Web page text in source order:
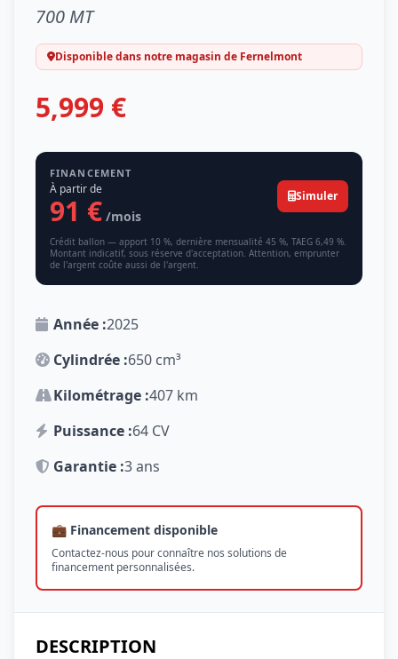
700 MT
Disponible dans notre magasin de Fernelmont
5,999 €
FINANCEMENT
À partir de
91 € /mois
Simuler
Crédit ballon — apport 10 %, dernière mensualité 45 %, TAEG 6,49 %.
Montant indicatif, sous réserve d'acceptation. Attention, emprunter
de l'argent coûte aussi de l'argent.
Année :2025
Cylindrée :650 cm³
Kilométrage :407 km
Puissance :64 CV
Garantie :3 ans
💼 Financement disponible
Contactez-nous pour connaître nos solutions de
financement personnalisées.
DESCRIPTION